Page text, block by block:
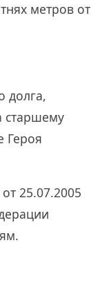
метров от
долга,
старшему
Героя
25.07.2005